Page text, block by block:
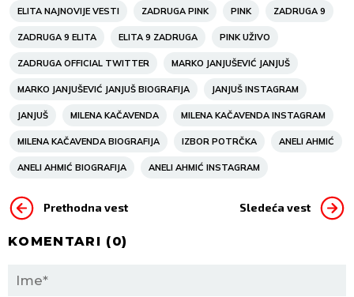
ELITA NAJNOVIJE VESTI ZADRUGA PINK PINK ZADRUGA 9
ZADRUGA 9 ELITA ELITA 9 ZADRUGA PINK UŽIVO
ZADRUGA OFFICIAL TWITTER MARKO JANJUŠEVIĆ JANJUŠ
MARKO JANJUŠEVIĆ JANJUŠ BIOGRAFIJA JANJUŠ INSTAGRAM
JANJUŠ MILENA KAČAVENDA MILENA KAČAVENDA INSTAGRAM
MILENA KAČAVENDA BIOGRAFIJA IZBOR POTRČKA ANELI AHMIĆ
ANELI AHMIĆ BIOGRAFIJA ANELI AHMIĆ INSTAGRAM
Prethodna vest Sledeća vest
KOMENTARI (0)